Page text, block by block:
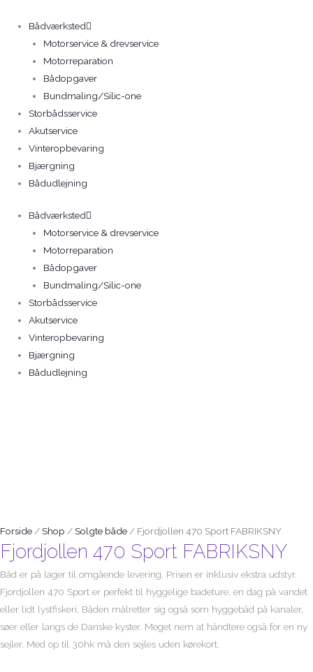
indholdet
Bådværksted
Motorservice & drevservice
Motorreparation
Bådopgaver
Bundmaling/Silic-one
Storbådsservice
Akutservice
Vinteropbevaring
Bjærgning
Bådudlejning
Bådværksted
Motorservice & drevservice
Motorreparation
Bådopgaver
Bundmaling/Silic-one
Storbådsservice
Akutservice
Vinteropbevaring
Bjærgning
Bådudlejning
Forside /Shop /Solgte både / Fjordjollen 470 Sport FABRIKSNY
Fjordjollen 470 Sport FABRIKSNY
Båd er på lager til omgående levering. Prisen er inklusiv ekstra udstyr.
Fjordjollen 470 Sport er perfekt til hyggelige badeture, en dag på vandet
eller lidt lystfiskeri. Båden målretter sig også som hyggebåd på kanaler,
søer eller langs de Danske kyster. Meget nem at håndtere også for en ny
sejler. Med op til 30hk må den sejles uden kørekort.